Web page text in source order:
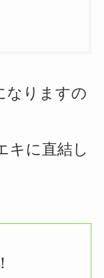
なりますの
キに直結し